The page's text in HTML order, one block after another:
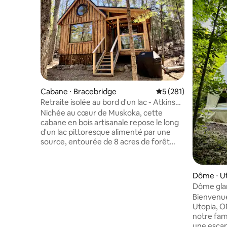
Cabane ⋅ Bracebridge Évaluation
5 (281)
Retraite isolée au bord d'un lac - Atkins
Hideaway
Nichée au cœur de Muskoka, cette
cabane en bois artisanale repose le long
d'un lac pittoresque alimenté par une
source, entourée de 8 acres de forêt
Dôme ⋅
Dôme
les bois
Utopia,
notre